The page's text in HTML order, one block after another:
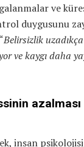
ve
duygusunu
Belirsizlik
ve kaygı daha
azalması
insan